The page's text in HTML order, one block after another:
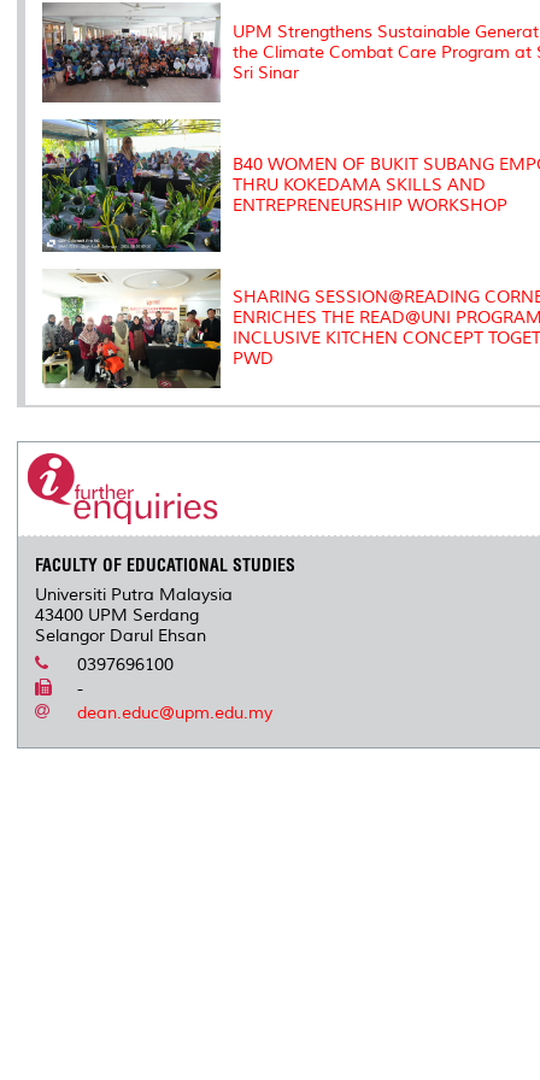
UPM Strengthens Sustainable
the Climate Combat Care Program at
Sri Sinar
B40 WOMEN OF BUKIT SUBANG
THRU KOKEDAMA SKILLS AND
ENTREPRENEURSHIP WORKSHOP
SHARING SESSION@READING
ENRICHES THE READ@UNI
INCLUSIVE KITCHEN CONCEPT
PWD
FACULTY OF EDUCATIONAL STUDIES
Universiti Putra Malaysia
43400 UPM Serdang
Selangor Darul Ehsan
0397696100
-
dean.educ@upm.edu.my